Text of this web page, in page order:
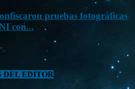
pruebas fotográficas
con...
DEL EDITOR